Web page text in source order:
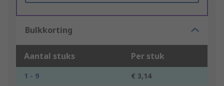
Bulkkorting
Aantal stuks Per stuk
1 - 9
€ 3,14